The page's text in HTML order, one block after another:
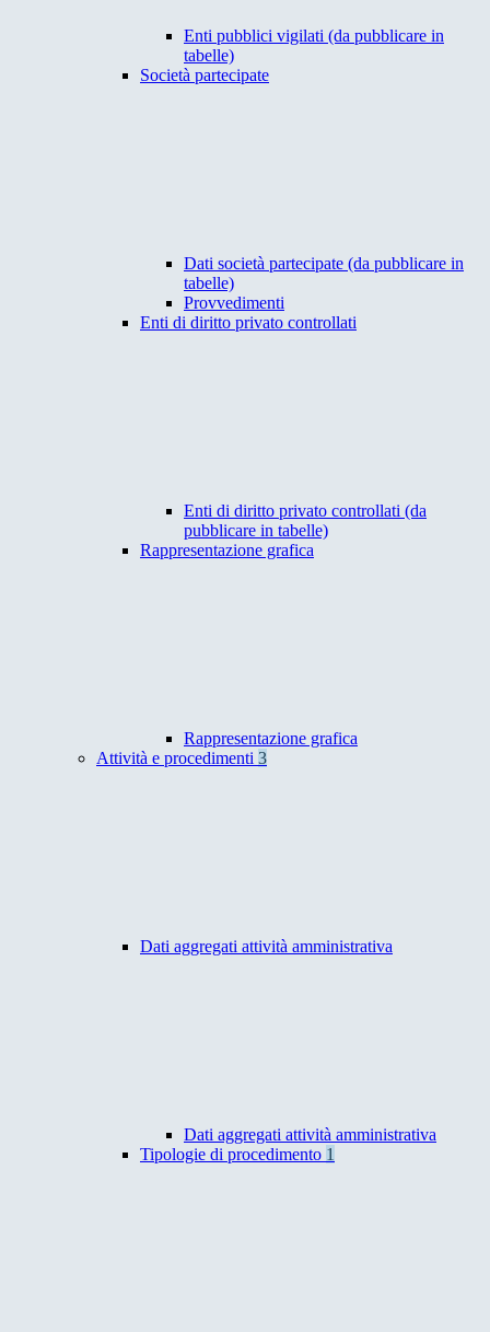
Enti pubblici vigilati (da pubblicare in
tabelle)
Società partecipate
Dati società partecipate (da pubblicare in
tabelle)
Provvedimenti
Enti di diritto privato controllati
Enti di diritto privato controllati (da
pubblicare in tabelle)
Rappresentazione grafica
Rappresentazione grafica
Attività e procedimenti 3
Dati aggregati attività amministrativa
Dati aggregati attività amministrativa
Tipologie di procedimento 1